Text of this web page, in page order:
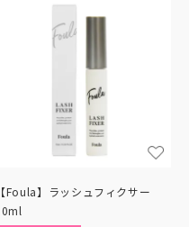
【Foula】ラッシュフィクサー